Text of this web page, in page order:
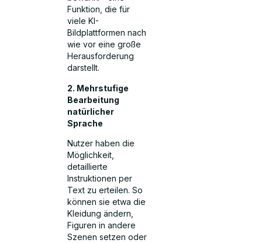
Funktion, die für
viele KI-
Bildplattformen nach
wie vor eine große
Herausforderung
darstellt.
2. Mehrstufige
Bearbeitung
natürlicher
Sprache
Nutzer haben die
Möglichkeit,
detaillierte
Instruktionen per
Text zu erteilen. So
können sie etwa die
Kleidung ändern,
Figuren in andere
Szenen setzen oder